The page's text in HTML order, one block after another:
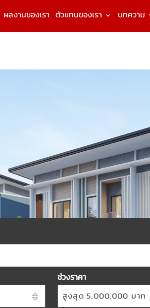
ผลงานของเรา ตัวแทนของเรา บทความ
ช่วงราคา
สูงสุด 5,000,000 บาท